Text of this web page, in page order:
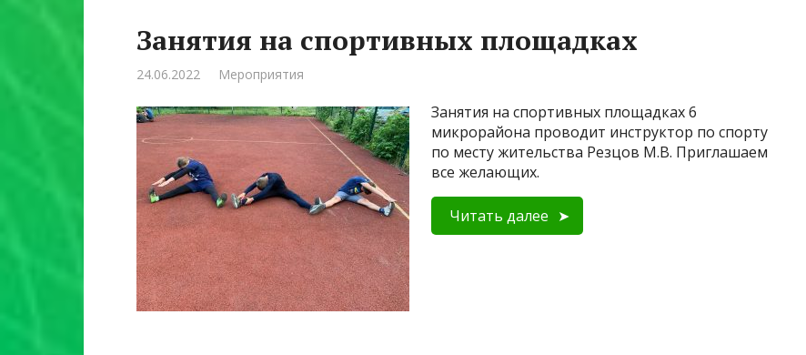
Занятия на спортивных площадках
24.06.2022 Мероприятия
Занятия на спортивных площадках 6
микрорайона проводит инструктор по спорту
по месту жительства Резцов М.В. Приглашаем
все желающих.
Читать далее